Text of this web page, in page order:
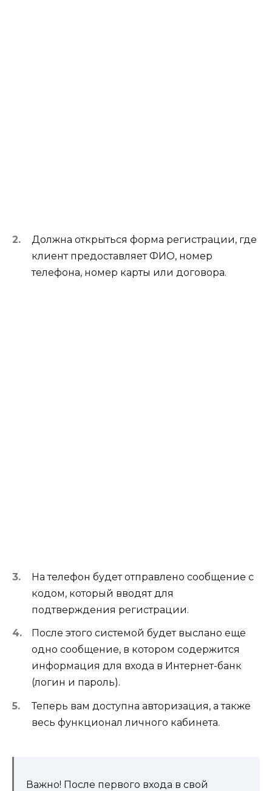
Должна открыться форма регистрации, где
клиент предоставляет ФИО, номер
телефона, номер карты или договора.
На телефон будет отправлено сообщение с
кодом, который вводят для
подтверждения регистрации.
После этого системой будет выслано еще
одно сообщение, в котором содержится
информация для входа в Интернет-банк
(логин и пароль).
Теперь вам доступна авторизация, а также
весь функционал личного кабинета.
Важно! После первого входа в свой